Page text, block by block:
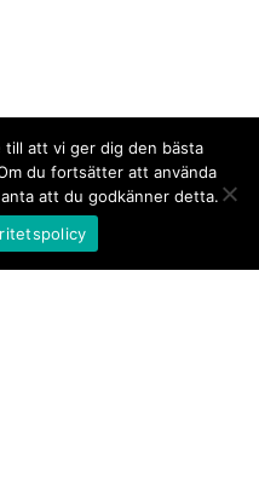
att vi ger dig den bästa
du fortsätter att använda
att du godkänner detta.